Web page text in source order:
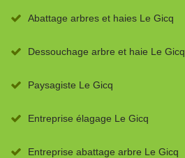
Abattage arbres et haies Le Gicq
Dessouchage arbre et haie Le Gicq
Paysagiste Le Gicq
Entreprise élagage Le Gicq
Entreprise abattage arbre Le Gicq